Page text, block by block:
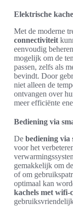
Elektrische
Met de moderne
connectiviteit
eenvoudig
mogelijk om de
passen, zelfs als
bevindt. Door
niet alleen de
ontvangen over
meer efficiënte
Bediening via
De bediening via
voor het
gemakkelijk om
of om
optimaal kan
kachels met wifi-